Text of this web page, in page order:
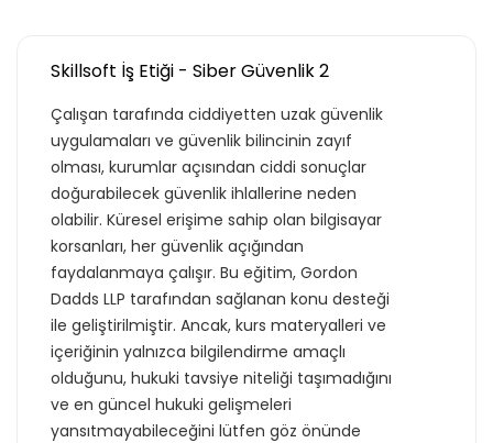
Skillsoft İş Etiği - Siber Güvenlik 2
Çalışan tarafında ciddiyetten uzak güvenlik
uygulamaları ve güvenlik bilincinin zayıf
olması, kurumlar açısından ciddi sonuçlar
doğurabilecek güvenlik ihlallerine neden
olabilir. Küresel erişime sahip olan bilgisayar
korsanları, her güvenlik açığından
faydalanmaya çalışır. Bu eğitim, Gordon
Dadds LLP tarafından sağlanan konu desteği
ile geliştirilmiştir. Ancak, kurs materyalleri ve
içeriğinin yalnızca bilgilendirme amaçlı
olduğunu, hukuki tavsiye niteliği taşımadığını
ve en güncel hukuki gelişmeleri
yansıtmayabileceğini lütfen göz önünde